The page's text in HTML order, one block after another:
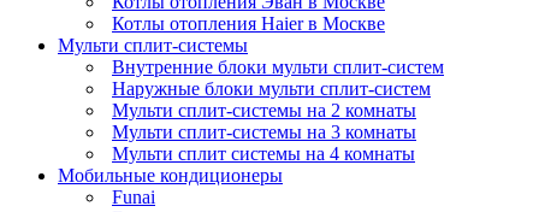
Котлы отопления Haier в Москве
Мульти сплит-системы
Внутренние блоки мульти сплит-систем
Наружные блоки мульти сплит-систем
Мульти сплит-системы на 2 комнаты
Мульти сплит-системы на 3 комнаты
Мульти сплит системы на 4 комнаты
Мобильные кондиционеры
Funai